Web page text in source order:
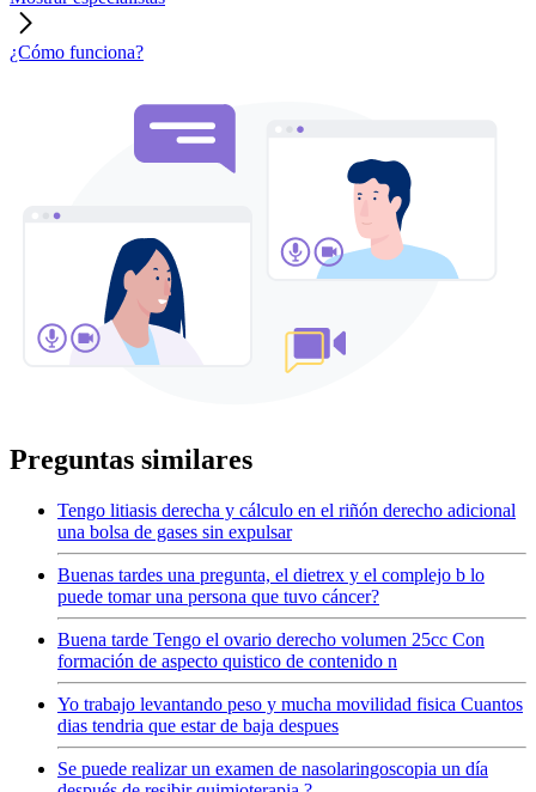
¿Cómo funciona?
Preguntas similares
Tengo litiasis derecha y cálculo en el riñón derecho adicional
una bolsa de gases sin expulsar
Buenas tardes una pregunta, el dietrex y el complejo b lo
puede tomar una persona que tuvo cáncer?
Buena tarde Tengo el ovario derecho volumen 25cc Con
formación de aspecto quistico de contenido n
Yo trabajo levantando peso y mucha movilidad fisica Cuantos
dias tendria que estar de baja despues
Se puede realizar un examen de nasolaringoscopia un día